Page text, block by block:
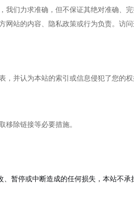
们力求准确，但不保证其绝对准确、
站的内容、隐私政策或行为负责。访问
并认为本站的索引或信息侵犯了您的
移除链接等必要措施。
暂停或中断造成的任何损失，本站不承